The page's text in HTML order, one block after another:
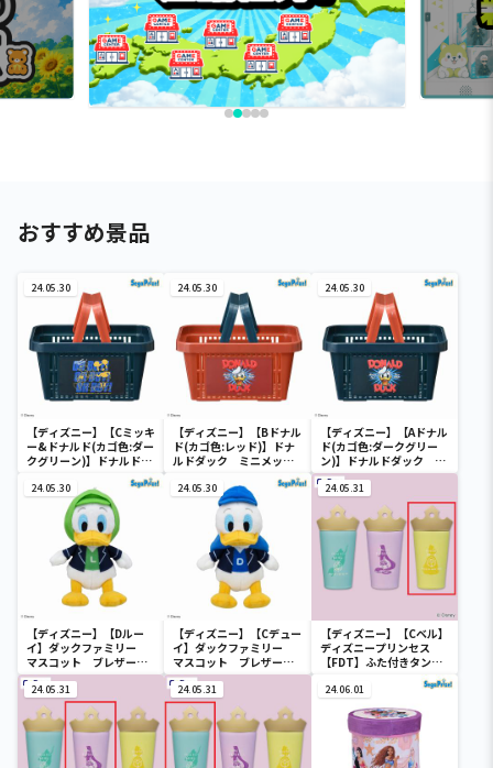
おすすめ景品
24.05.30
【ディズニー】【Cミッキ
ー&ドナルド(カゴ色:ダー
クグリーン)】ドナルドダ
ック ミニメッシュカゴ
24.05.30
【ディズニー】【Bドナル
ド(カゴ色:レッド)】ドナ
ルドダック ミニメッシ
24.05.30
【ディズニー】【Aドナル
ド(カゴ色:ダークグリー
ン)】ドナルドダック ミ
ニメッシュカゴ
24.05.30
【ディズニー】【Dルー
イ】ダックファミリー
マスコット ブレザーコ
スチューム
24.05.30
【ディズニー】【Cデュー
イ】ダックファミリー
マスコット ブレザーコ
スチューム
24.05.31
【ディズニー】【Cベル】
ディズニープリンセス
【FDT】ふた付きタンブ
24.05.31 24.05.31 24.06.01